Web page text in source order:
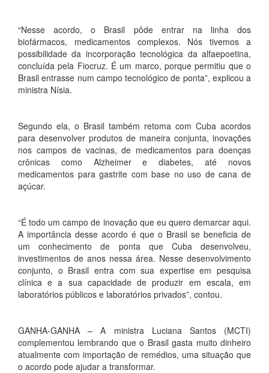
“Nesse acordo, o Brasil pôde entrar na linha dos
biofármacos, medicamentos complexos. Nós tivemos a
possibilidade da incorporação tecnológica da alfaepoetina,
concluída pela Fiocruz. É um marco, porque permitiu que o
Brasil entrasse num campo tecnológico de ponta”, explicou a
ministra Nísia.
Segundo ela, o Brasil também retoma com Cuba acordos
para desenvolver produtos de maneira conjunta, inovações
nos campos de vacinas, de medicamentos para doenças
crônicas como Alzheimer e diabetes, até novos
medicamentos para gastrite com base no uso de cana de
açúcar.
“É todo um campo de inovação que eu quero demarcar aqui.
A importância desse acordo é que o Brasil se beneficia de
um conhecimento de ponta que Cuba desenvolveu,
investimentos de anos nessa área. Nesse desenvolvimento
conjunto, o Brasil entra com sua expertise em pesquisa
clínica e a sua capacidade de produzir em escala, em
laboratórios públicos e laboratórios privados”, contou.
GANHA-GANHA – A ministra Luciana Santos (MCTI)
complementou lembrando que o Brasil gasta muito dinheiro
atualmente com importação de remédios, uma situação que
o acordo pode ajudar a transformar.